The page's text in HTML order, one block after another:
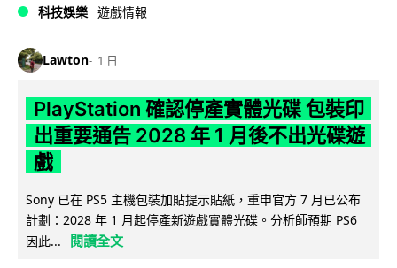
科技娛樂 遊戲情報
Lawton 1 日
PlayStation 確認停產實體光碟 包裝印
出重要通告 2028 年 1 月後不出光碟遊
戲
Sony 已在 PS5 主機包裝加貼提示貼紙，重申官方 7 月已公布
計劃：2028 年 1 月起停產新遊戲實體光碟。分析師預期 PS6
因此...
閱讀全文